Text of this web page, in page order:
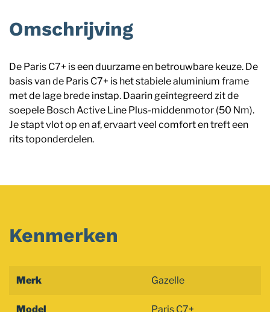
Omschrijving
De Paris C7+ is een duurzame en betrouwbare keuze. De
basis van de Paris C7+ is het stabiele aluminium frame
met de lage brede instap. Daarin geïntegreerd zit de
soepele Bosch Active Line Plus-middenmotor (50 Nm).
Je stapt vlot op en af, ervaart veel comfort en treft een
rits toponderdelen.
Kenmerken
Merk Gazelle
Model Paris C7+